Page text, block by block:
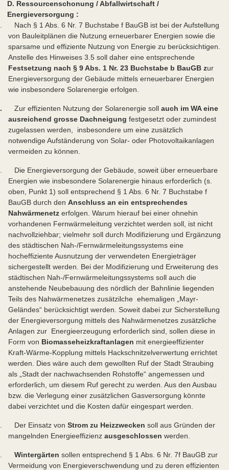
D. Ressourcenschonung / Abfallwirtschaft /
Energieversorgung :
Nach § 1 Abs. 6 Nr. 7 Buchstabe f BauGB ist bei der Aufstellung
von Bauleitplänen die Nutzung erneuerbarer Energien sowie die
sparsame und effiziente Nutzung von Energie zu berücksichtigen.
Anstelle des Hinweises 3.5 soll daher eine entsprechende
Festsetzung nach § 9 Abs. 1 Nr. 23 Buchstabe b BauGB zur
Energieversorgung der Gebäude mittels erneuerbarer Energien
wie insbesondere Solarenergie erfolgen.
Zur effizienten Nutzung der Solarenergie soll auch im WA eine
ausreichend grosse Dachneigung festgesetzt oder zumindest
zugelassen werden, insbesondere um eine zusätzlich
notwendige Aufständerung von Solar- oder Photovoltaikanlagen
vermeiden zu können.
Die Energieversorgung der Gebäude, soweit über erneuerbare
Energien wie insbesondere Solarenergie hinaus erforderlich (s.
oben, Punkt 1) soll entsprechend § 1 Abs. 6 Nr. 7 Buchstabe f
BauGB durch den Anschluss an ein entsprechendes
Nahwärmenetz erfolgen. Warum hierauf bei einer ohnehin
vorhandenen Fernwärmeleitung verzichtet werden soll, ist nicht
nachvollziehbar; vielmehr soll durch Modifizierung und Ergänzung
des städtischen Nah-/Fernwärmeleitungssystems eine
hocheffiziente Ausnutzung der verwendeten Energieträger
sichergestellt werden. Bei der Modifizierung und Erweiterung des
städtischen Nah-/Fernwärmeleitungssystems soll auch die
anstehende Neubebauung des nördlich der Bahnlinie liegenden
Teils des Nahwärmenetzes zusätzilche ehemaligen „Mayr-
Geländes“ berücksichtigt werden. Soweit dabei zur Sicherstellung
der Energieversorgung mittels des Nahwärmenetzes zusätzliche
Anlagen zur Energieerzeugung erforderlich sind, sollen diese in
Form von Biomasseheizkraftanlagen mit energieeffizienter
Kraft-Wärme-Kopplung mittels Hackschnitzelverwertung errichtet
werden. Dies wäre auch dem gewollten Ruf der Stadt Straubing
als „Stadt der nachwachsenden Rohstoffe“ angemessen und
erforderlich, um diesem Ruf gerecht zu werden. Aus den Ausbau
bzw. die Verlegung einer zusätzlichen Gasversorgung könnte
dabei verzichtet und die Kosten dafür eingespart werden.
Der Einsatz von Strom zu Heizzwecken soll aus Gründen der
mangelnden Energieeffizienz ausgeschlossen werden.
Wintergärten sollen entsprechend § 1 Abs. 6 Nr. 7f BauGB zur
Vermeidung von Energieverschwendung und zu deren effizienten